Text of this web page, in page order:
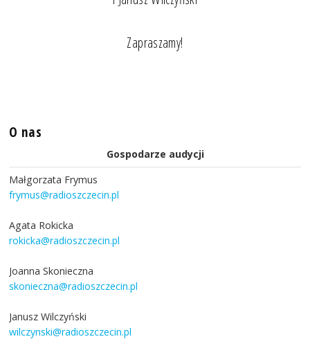
Zapraszamy!
O nas
Gospodarze audycji
Małgorzata Frymus
frymus@radioszczecin.pl
Agata Rokicka
rokicka@radioszczecin.pl
Joanna Skonieczna
skonieczna@radioszczecin.pl
Janusz Wilczyński
wilczynski@radioszczecin.pl